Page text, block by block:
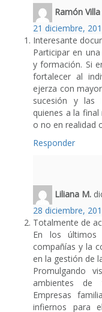
Ramón Villa
21 diciembre,
Interesante
Participar en
y formación. Si
fortalecer al
ejerza con
sucesión y las
quienes a la
o no en realidad
Responder
Liliana M.
28 diciembre,
Totalmente de
En los últimos
compañías y la
en la gestión de
Promulgando
ambientes de
Empresas
infiernos para